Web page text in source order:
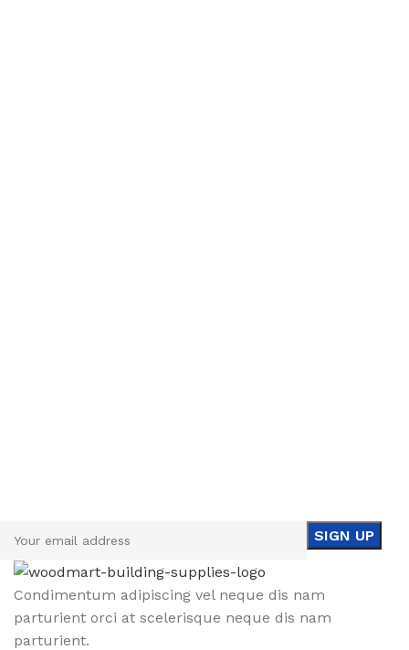
Condimentum adipiscing vel neque dis nam
parturient orci at scelerisque neque dis nam
parturient.